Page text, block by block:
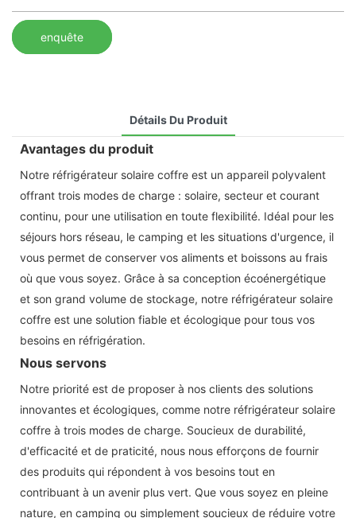
enquête
Détails Du Produit
Avantages du produit
Notre réfrigérateur solaire coffre est un appareil polyvalent
offrant trois modes de charge : solaire, secteur et courant
continu, pour une utilisation en toute flexibilité. Idéal pour les
séjours hors réseau, le camping et les situations d'urgence, il
vous permet de conserver vos aliments et boissons au frais
où que vous soyez. Grâce à sa conception écoénergétique
et son grand volume de stockage, notre réfrigérateur solaire
coffre est une solution fiable et écologique pour tous vos
besoins en réfrigération.
Nous servons
Notre priorité est de proposer à nos clients des solutions
innovantes et écologiques, comme notre réfrigérateur solaire
coffre à trois modes de charge. Soucieux de durabilité,
d'efficacité et de praticité, nous nous efforçons de fournir
des produits qui répondent à vos besoins tout en
contribuant à un avenir plus vert. Que vous soyez en pleine
nature, en camping ou simplement soucieux de réduire votre